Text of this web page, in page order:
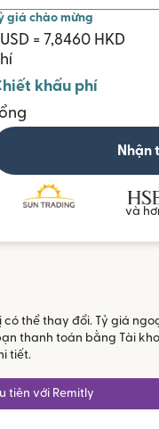
giá chào mừng
USD = 7,8460 HKD
khấu phí
Nhận
và
thể thay đổi. Tỷ giá
thanh toán bằng Tài
sổ mới)
tiết.
tiên với Remitly